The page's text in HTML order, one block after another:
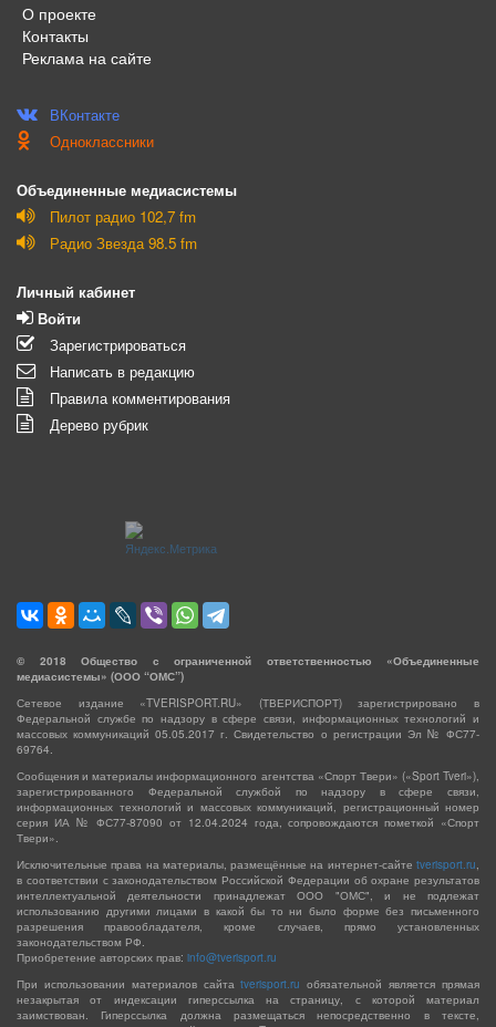
О проекте
Контакты
Реклама на сайте
ВКонтакте
Одноклассники
Объединенные медиасистемы
Пилот радио 102,7 fm
Радио Звезда 98.5 fm
Личный кабинет
Войти
Зарегистрироваться
Написать в редакцию
Правила комментирования
Дерево рубрик
© 2018 Общество с ограниченной ответственностью «Объединенные
медиасистемы» (ООО “ОМС”)
Сетевое издание «TVERISPORT.RU» (ТВЕРИСПОРТ) зарегистрировано в
Федеральной службе по надзору в сфере связи, информационных технологий и
массовых коммуникаций 05.05.2017 г. Свидетельство о регистрации Эл № ФС77-
69764.
Сообщения и материалы информационного агентства «Спорт Твери» («Sport Tveri»),
зарегистрированного Федеральной службой по надзору в сфере связи,
информационных технологий и массовых коммуникаций, регистрационный номер
серия ИА № ФС77-87090 от 12.04.2024 года, сопровождаются пометкой «Спорт
Твери».
Исключительные права на материалы, размещённые на интернет-сайте tverisport.ru,
в соответствии с законодательством Российской Федерации об охране результатов
интеллектуальной деятельности принадлежат ООО "ОМС", и не подлежат
использованию другими лицами в какой бы то ни было форме без письменного
разрешения правообладателя, кроме случаев, прямо установленных
законодательством РФ.
Приобретение авторских прав: info@tverisport.ru
При использовании материалов сайтаtverisport.ru обязательной является прямая
незакрытая от индексации гиперссылка на страницу, с которой материал
заимствован. Гиперссылка должна размещаться непосредственно в тексте,